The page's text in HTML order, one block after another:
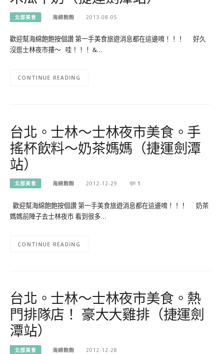
北部美食 海綿飽飽 2013-08-05
歡迎幫海綿飽飽按個讚 第一手美食旅遊消息都在這邊唷！！！ 好久
沒逛士林夜市摟～ 哇！！！ &…
CONTINUE READING
台北。士林～士林夜市美食。手
搖杯飲料～奶茶媽媽（捷運劍潭
站）
北部美食 海綿飽飽 2012-12-29 1
歡迎幫海綿飽飽按個讚 第一手美食旅遊消息都在這邊唷！！！ 奶茶
媽媽前陣子去士林夜市 看到很多…
CONTINUE READING
台北。士林～士林夜市美食。熱
門排隊店！ 豪大大雞排（捷運劍
潭站）
北部美食 海綿飽飽 2012-12-28